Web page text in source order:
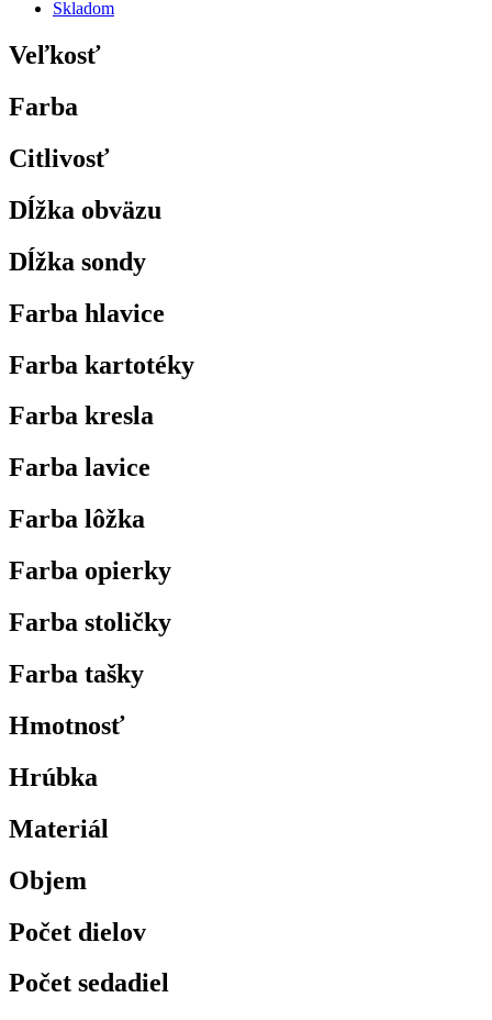
Skladom
Veľkosť
Farba
Citlivosť
Dĺžka obväzu
Dĺžka sondy
Farba hlavice
Farba kartotéky
Farba kresla
Farba lavice
Farba lôžka
Farba opierky
Farba stoličky
Farba tašky
Hmotnosť
Hrúbka
Materiál
Objem
Počet dielov
Počet sedadiel